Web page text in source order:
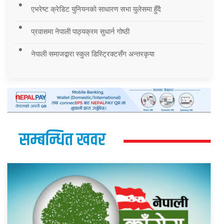
एभरेष्ट क्रेडिट युनियनको साधारण सभा युलेसमा हुँदै
प्रवासमा नेपाली पाठ्यक्रम सुधार्न गोष्ठी
नेपाली समाजद्वारा स्कुल डिस्ट्रिक्टसँग अन्तरकृया
सम्बन्धित खवर